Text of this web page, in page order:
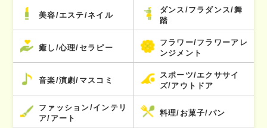
美容/エステ/ネイル
ダンス/フラダンス/舞
踏
癒し/心理/セラピー
フラワー/フラワーアレ
ンジメント
音楽/演劇/マスコミ
スポーツ/エクササイ
ズ/アウトドア
ファッション/インテリ
ア/アート
料理/お菓子/パン